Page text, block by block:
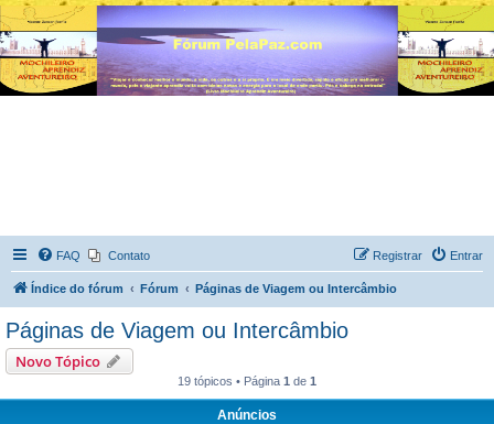
FAQ Contato Entrar
Registrar
Índice do fórum Fórum Páginas de Viagem ou Intercâmbio
Páginas de Viagem ou Intercâmbio
Novo Tópico
19 tópicos • Página 1 de 1
Anúncios